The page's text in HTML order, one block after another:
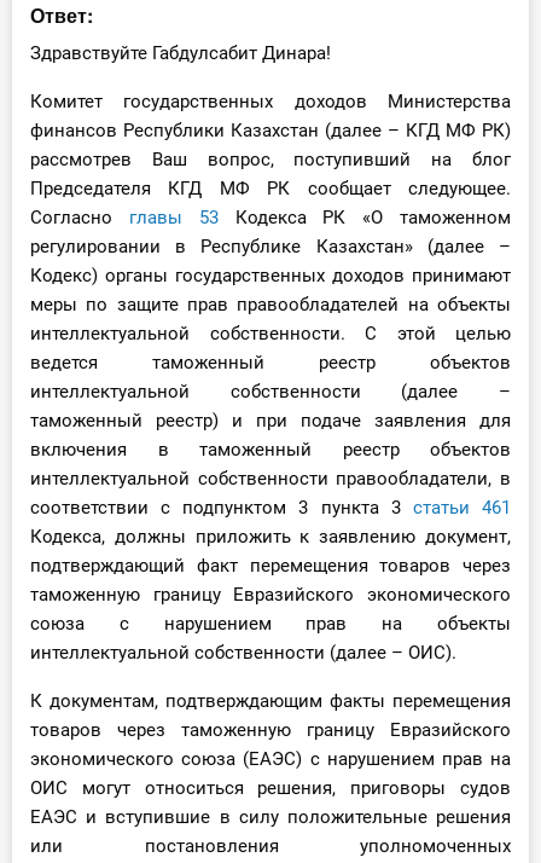
Ответ:
Здравствуйте Габдулсабит Динара!
Комитет государственных доходов Министерства
финансов Республики Казахстан (далее – КГД МФ РК)
рассмотрев Ваш вопрос, поступивший на блог
Председателя КГД МФ РК сообщает следующее.
Согласно главы 53Кодекса РК «О таможенном
регулировании в Республике Казахстан» (далее –
Кодекс) органы государственных доходов принимают
меры по защите прав правообладателей на объекты
интеллектуальной собственности. С этой целью
ведется таможенный реестр объектов
интеллектуальной собственности (далее –
таможенный реестр) и при подаче заявления для
включения в таможенный реестр объектов
интеллектуальной собственности правообладатели, в
соответствии с подпунктом 3 пункта 3 статьи 461
Кодекса, должны приложить к заявлению документ,
подтверждающий факт перемещения товаров через
таможенную границу Евразийского экономического
союза с нарушением прав на объекты
интеллектуальной собственности (далее – ОИС).
К документам, подтверждающим факты перемещения
товаров через таможенную границу Евразийского
экономического союза (ЕАЭС) с нарушением прав на
ОИС могут относиться решения, приговоры судов
ЕАЭС и вступившие в силу положительные решения
или постановления уполномоченных